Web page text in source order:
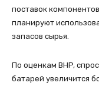
поставок
планируют
запасов сырья.
По оценкам BHP,
батарей увеличится